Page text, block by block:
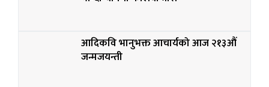
आदिकवि भानुभक्त आचार्यको आज २१३औं
जन्मजयन्ती